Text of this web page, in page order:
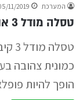
המערכת 11/2019
טסלה מודל 3 אושרה לשימוש כמונית בניו-יורק
כמונית צהובה
הופך להיות